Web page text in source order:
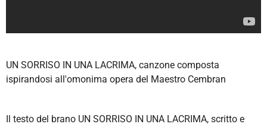
UN SORRISO IN UNA LACRIMA, canzone composta
ispirandosi all'omonima opera del Maestro Cembran
Il testo del brano UN SORRISO IN UNA LACRIMA, scritto e